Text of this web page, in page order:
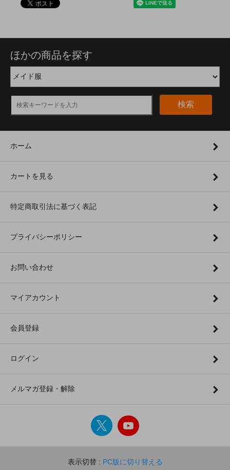
ほかの商品を探す
検索
ホーム
カートを見る
特定商取引法に基づく表記
プライバシーポリシー
お問い合わせ
マイアカウント
会員登録
ログイン
メルマガ登録・解除
表示切替 : PC版に切り替える